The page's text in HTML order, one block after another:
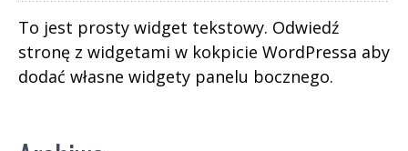
To jest prosty widget tekstowy. Odwiedź
stronę z widgetami w kokpicie WordPressa aby
dodać własne widgety panelu bocznego.